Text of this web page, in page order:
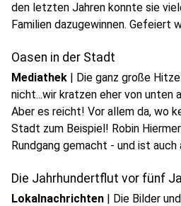
den letzten Jahren konnte sie
Familien dazugewinnen. Gefeiert
Oasen in der Stadt
Mediathek | Die ganz große
nicht...wir kratzen eher von unten
Aber es reicht! Vor allem da, wo
Stadt zum Beispiel! Robin
Rundgang gemacht - und ist auch
und Tochter ihr Glück versuchen...
Die Jahrhundertflut vor fünf
Lokalnachrichten | Die Bilder